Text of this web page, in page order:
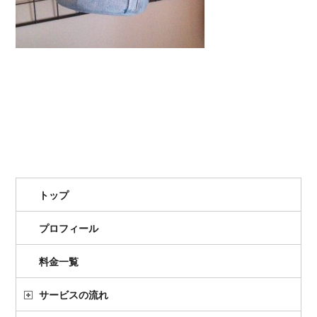
トップ
プロフィール
料金一覧
サービスの流れ